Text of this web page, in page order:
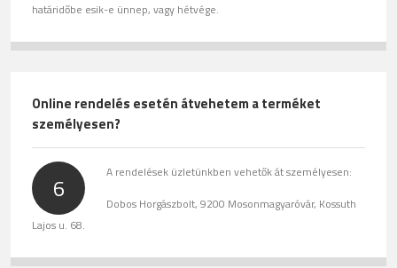
határidőbe esik-e ünnep, vagy hétvége.
Online rendelés esetén átvehetem a terméket
személyesen?
6
A rendelések üzletünkben vehetők át személyesen:
Dobos Horgászbolt, 9200 Mosonmagyaróvár, Kossuth
Lajos u. 68.